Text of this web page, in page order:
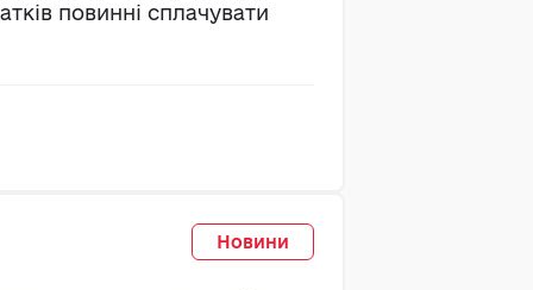
повинні сплачувати
Новини